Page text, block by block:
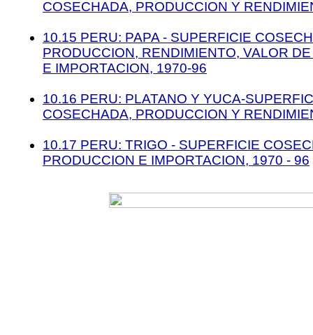
COSECHADA, PRODUCCION Y
10.15 PERU: PAPA - SUPERFICIE
PRODUCCION, RENDIMIENTO, VALOR
E IMPORTACION, 1970-96
10.16 PERU: PLATANO Y YUCA-
COSECHADA, PRODUCCION Y
10.17 PERU: TRIGO - SUPERFICIE
PRODUCCION E IMPORTACION, 1970 - 96